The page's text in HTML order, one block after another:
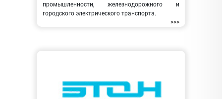
промышленности, железнодорожного и
городского электрического транспорта.
>>>